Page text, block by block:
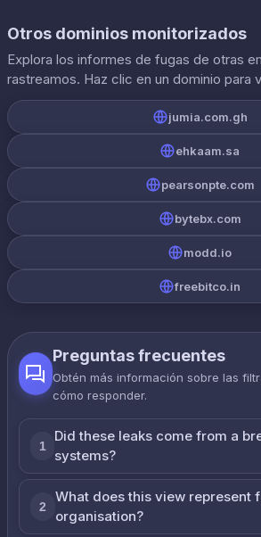
Otros dominios monitorizados
Explora los informes de fugas de otras
rastreamos. Haz clic en un dominio para
jumia.com.gh
ehkaam.sa
pearsonpte.com
bytebx.com
modd.io
freebitco.in
Preguntas frecuentes
Obtén más información sobre las
cómo responder.
1
Did these leaks come from a
systems?
2
What does this view represent
organisation?